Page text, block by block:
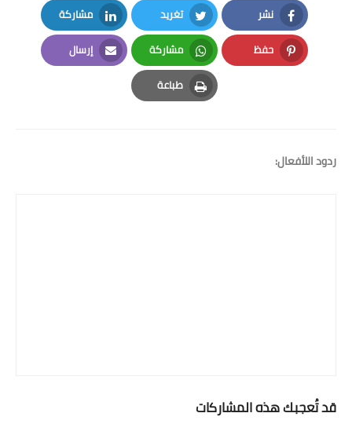
نشر
Facebook
تغريد
Twitter
مشاركة
LinkedIn
حفظ
Pinterest
مشاركة
Whatsapp
إرسال
Email
طباعة
Print
ردود اللأفعال:
قد تُعجبك هذه المشاركات